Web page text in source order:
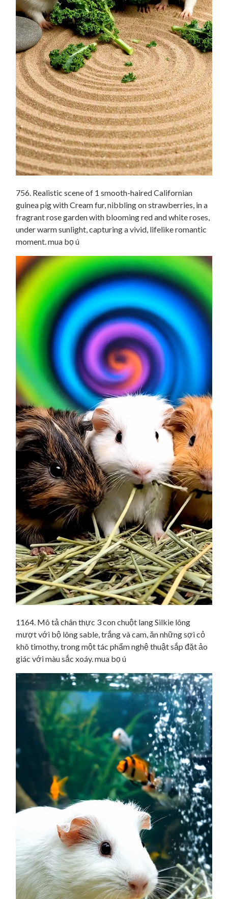
756. Realistic scene of 1 smooth-haired Californian
guinea pig with Cream fur, nibbling on strawberries, in a
fragrant rose garden with blooming red and white roses,
under warm sunlight, capturing a vivid, lifelike romantic
moment. mua bọ ú
1164. Mô tả chân thực 3 con chuột lang Silkie lông
mượt với bộ lông sable, trắng và cam, ăn những sợi cỏ
khô timothy, trong một tác phẩm nghệ thuật sắp đặt ảo
giác với màu sắc xoáy. mua bọ ú